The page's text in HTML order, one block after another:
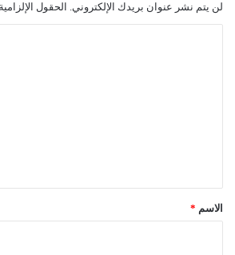
لن يتم نشر عنوان بريدك الإلكتروني. الحقول
*الاسم *